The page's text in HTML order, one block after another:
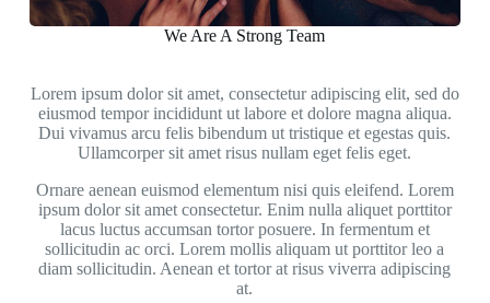
We Are A Strong Team
Lorem ipsum dolor sit amet, consectetur adipiscing elit, sed do
eiusmod tempor incididunt ut labore et dolore magna aliqua.
Dui vivamus arcu felis bibendum ut tristique et egestas quis.
Ullamcorper sit amet risus nullam eget felis eget.
Ornare aenean euismod elementum nisi quis eleifend. Lorem
ipsum dolor sit amet consectetur. Enim nulla aliquet porttitor
lacus luctus accumsan tortor posuere. In fermentum et
sollicitudin ac orci. Lorem mollis aliquam ut porttitor leo a
diam sollicitudin. Aenean et tortor at risus viverra adipiscing
at.